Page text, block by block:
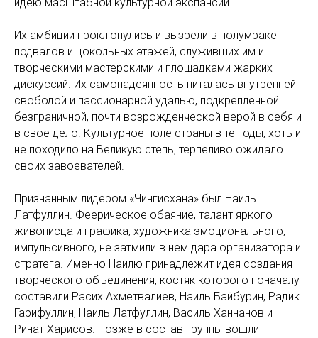
Их амбиции проклюнулись и вызрели в полумраке
подвалов и цокольных этажей, служивших им и
творческими мастерскими и площадками жарких
дискуссий. Их самонадеянность питалась внутренней
свободой и пассионарной удалью, подкрепленной
безграничной, почти возрожденческой верой в себя и
в свое дело. Культурное поле страны в те годы, хоть и
не походило на Великую степь, терпеливо ожидало
своих завоевателей.
Признанным лидером «Чингисхана» был Наиль
Латфуллин. Феерическое обаяние, талант яркого
живописца и графика, художника эмоционального,
импульсивного, не затмили в нем дара организатора и
стратега. Именно Наилю принадлежит идея создания
творческого объединения, костяк которого поначалу
составили Расих Ахметвалиев, Наиль Байбурин, Радик
Гарифуллин, Наиль Латфуллин, Василь Ханнанов и
Ринат Харисов. Позже в состав группы вошли